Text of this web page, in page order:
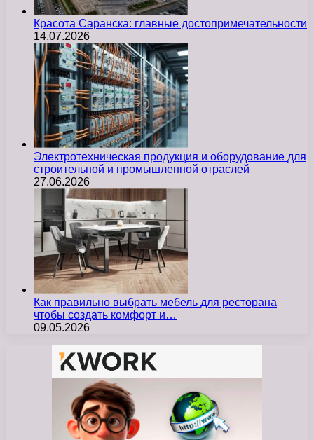
Красота Саранска: главные достопримечательности
14.07.2026
Электротехническая продукция и оборудование для
строительной и промышленной отраслей
27.06.2026
Как правильно выбрать мебель для ресторана
чтобы создать комфорт и…
09.05.2026